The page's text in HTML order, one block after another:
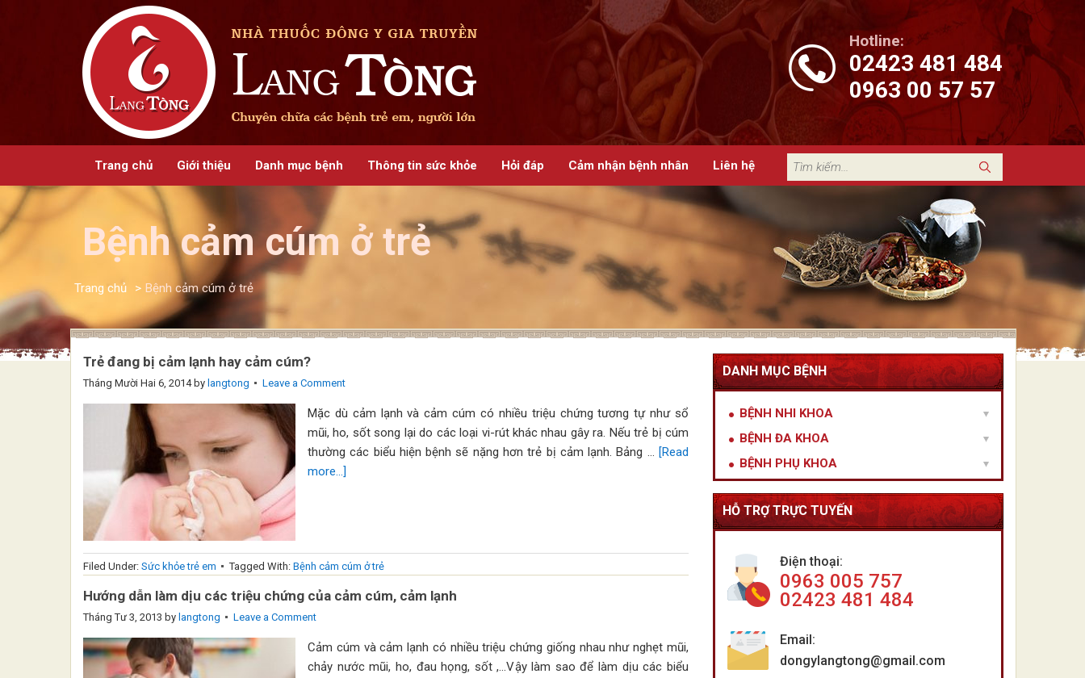
Hotline:
02423 481 484
0963 00 57 57
Trang chủ Giới thiệu Danh mục bệnh Thông tin sức khỏe Hỏi đáp Cảm nhận bệnh nhân Liên hệ
Bệnh cảm cúm ở trẻ
Trang chủ > Bệnh cảm cúm ở trẻ
Trẻ đang bị cảm lạnh hay cảm cúm?
Tháng Mười Hai 6, 2014by langtong Leave a Comment
Mặc dù cảm lạnh và cảm cúm có nhiều triệu chứng tương tự như sổ
mũi, ho, sốt song lại do các loại vi-rút khác nhau gây ra. Nếu trẻ bị cúm
thường các biểu hiện bệnh sẽ nặng hơn trẻ bị cảm lạnh. Bảng … [Read
more...]
Filed Under: Sức khỏe trẻ em Tagged With: Bệnh cảm cúm ở trẻ
Hướng dẫn làm dịu các triệu chứng của cảm cúm, cảm lạnh
Tháng Tư 3, 2013 by langtong Leave a Comment
Cảm cúm và cảm lạnh có nhiều triệu chứng giống nhau như nghẹt mũi,
chảy nước mũi, ho, đau họng, sốt ,...Vậy làm sao để làm dịu các biểu
DANH MỤC BỆNH
BỆNH NHI KHOA
BỆNH ĐA KHOA
BỆNH PHỤ KHOA
HỖ TRỢ TRỰC TUYẾN
Điện thoại:
0963 005 757
02423 481 484
Email:
dongylangtong@gmail.com